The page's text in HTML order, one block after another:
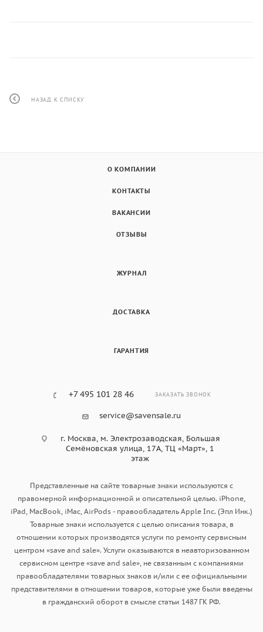
НАЗАД К СПИСКУ
О КОМПАНИИ
КОНТАКТЫ
ВАКАНСИИ
ОТЗЫВЫ
ЖУРНАЛ
ДОСТАВКА
ГАРАНТИЯ
+7 495 101 28 46 ЗАКАЗАТЬ ЗВОНОК
service@savensale.ru
г. Москва, ​м. Электрозаводская, Большая
Семёновская улица, 17А, ТЦ «Март», 1
этаж
Представленные на сайте товарные знаки используются с
правомерной информационной и описательной целью. iPhone,
iPad, MacBook, iMac, AirPods - правообладатель Apple Inc. (Эпл Инк.)
Товарные знаки используется с целью описания товара, в
отношении которых производятся услуги по ремонту сервисным
центром «save and sale». Услуги оказываются в неавторизованном
сервисном центре «save and sale», не связанным с компаниями
правообладателями товарных знаков и/или с ее официальными
представителями в отношении товаров, которые уже были введены
в гражданский оборот в смысле статьи 1487 ГК РФ.